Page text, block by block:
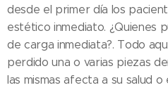
desde el primer día los
estético inmediato. ¿Quienes
de carga inmediata?. Todo
perdido una o varias piezas
las mismas afecta a su salud